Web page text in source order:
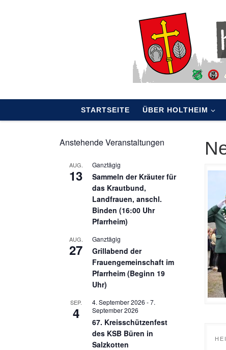
STARTSEITE ÜBER HOLTHEIM
Anstehende Veranstaltungen
AUG.
13
Ganztägig
Sammeln der Kräuter für
das Krautbund,
Landfrauen, anschl.
Binden (16:00 Uhr
Pfarrheim)
AUG.
27
Ganztägig
Grillabend der
Frauengemeinschaft im
Pfarrheim (Beginn 19
Uhr)
SEP.
4
4. September 2026 -7.
September 2026
67. Kreisschützenfest
des KSB Büren in
Salzkotten